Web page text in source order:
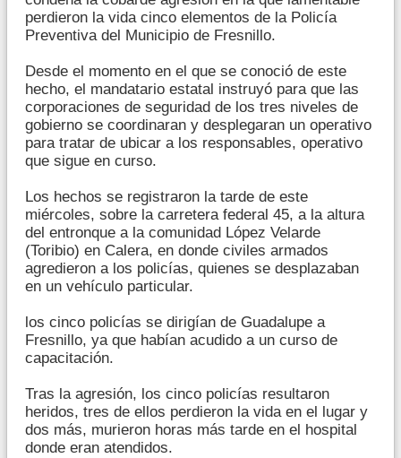
perdieron la vida cinco elementos de la Policía
Preventiva del Municipio de Fresnillo.
Desde el momento en el que se conoció de este
hecho, el mandatario estatal instruyó para que las
corporaciones de seguridad de los tres niveles de
gobierno se coordinaran y desplegaran un operativo
para tratar de ubicar a los responsables, operativo
que sigue en curso.
Los hechos se registraron la tarde de este
miércoles, sobre la carretera federal 45, a la altura
del entronque a la comunidad López Velarde
(Toribio) en Calera, en donde civiles armados
agredieron a los policías, quienes se desplazaban
en un vehículo particular.
los cinco policías se dirigían de Guadalupe a
Fresnillo, ya que habían acudido a un curso de
capacitación.
Tras la agresión, los cinco policías resultaron
heridos, tres de ellos perdieron la vida en el lugar y
dos más, murieron horas más tarde en el hospital
donde eran atendidos.